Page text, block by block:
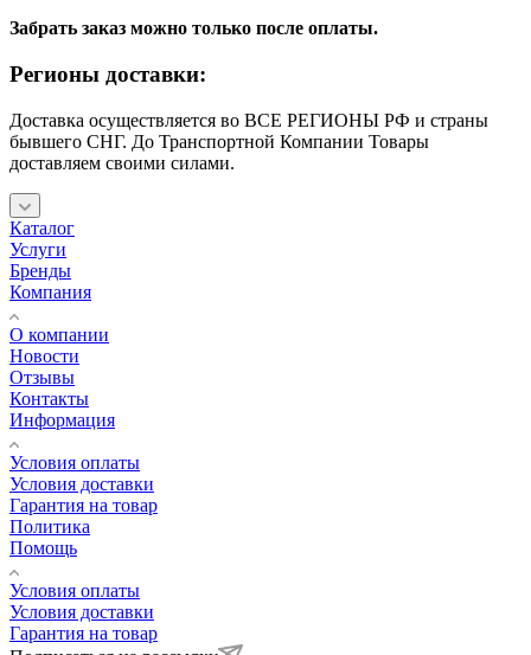
Забрать заказ можно только после оплаты.
Регионы доставки:
Доставка осуществляется во ВСЕ РЕГИОНЫ РФ и страны
бывшего СНГ. До Транспортной Компании Товары
доставляем своими силами.
Каталог
Услуги
Бренды
Компания
О компании
Новости
Отзывы
Контакты
Информация
Условия оплаты
Условия доставки
Гарантия на товар
Политика
Помощь
Условия оплаты
Условия доставки
Гарантия на товар